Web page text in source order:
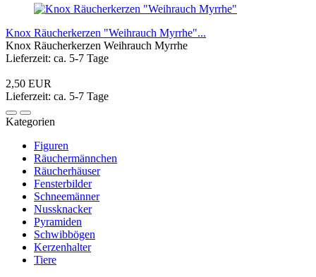
Knox Räucherkerzen "Weihrauch Myrrhe"...
Knox Räucherkerzen Weihrauch Myrrhe
Lieferzeit: ca. 5-7 Tage
2,50 EUR
Lieferzeit: ca. 5-7 Tage
Kategorien
Figuren
Räuchermännchen
Räucherhäuser
Fensterbilder
Schneemänner
Nussknacker
Pyramiden
Schwibbögen
Kerzenhalter
Tiere